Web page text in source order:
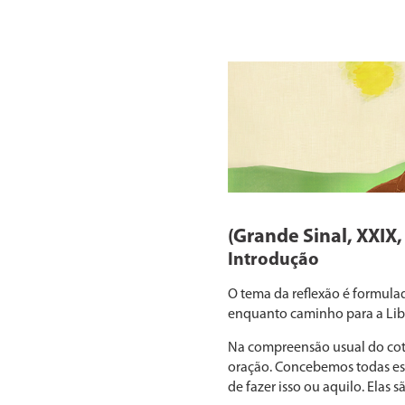
(Grande Sinal,
Introdução
O tema da reflexão é
enquanto caminho para a
Na compreensão usual do
oração. Concebemos todas
de fazer isso ou aquilo. Elas